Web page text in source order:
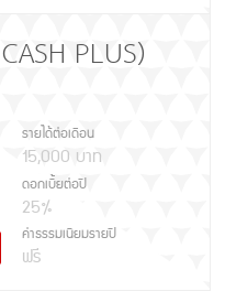
PLUS)
รายได้ต่อเดือน
15,000 บาท
ดอกเบี้ยต่อปี
25%
ค่าธรรมเนียมรายปี
ฟรี